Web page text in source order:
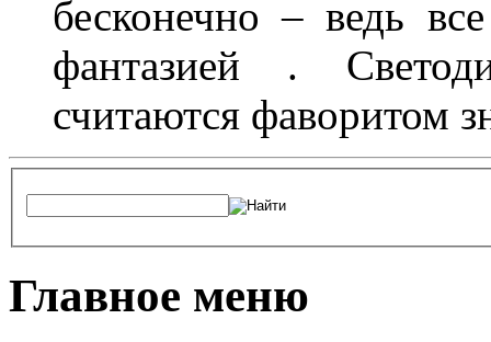
бесконечно – ведь
фантазией .
считаются фаворитом
Главное меню